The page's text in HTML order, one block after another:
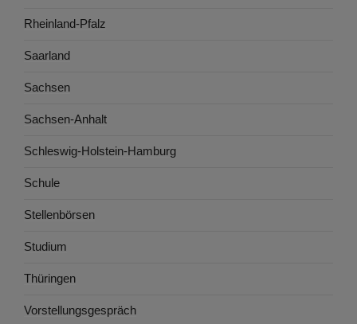
Rheinland-Pfalz
Saarland
Sachsen
Sachsen-Anhalt
Schleswig-Holstein-Hamburg
Schule
Stellenbörsen
Studium
Thüringen
Vorstellungsgespräch